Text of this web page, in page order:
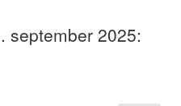
september 2025: